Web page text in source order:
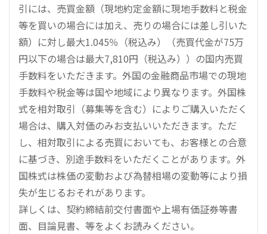
引には、売買金額（現地約定金額に現地手数料と税金
等を買いの場合には加え、売りの場合には差し引いた
額）に対し最大1.045％（税込み）（売買代金が75万
円以下の場合は最大7,810円（税込み））の国内売買
手数料をいただきます。外国の金融商品市場での現地
手数料や税金等は国や地域により異なります。外国株
式を相対取引（募集等を含む）によりご購入いただく
場合は、購入対価のみお支払いいただきます。ただ
し、相対取引による売買においても、お客様との合意
に基づき、別途手数料をいただくことがあります。外
国株式は株価の変動および為替相場の変動等により損
失が生じるおそれがあります。
詳しくは、契約締結前交付書面や上場有価証券等書
面、目論見書、等をよくお読みください。